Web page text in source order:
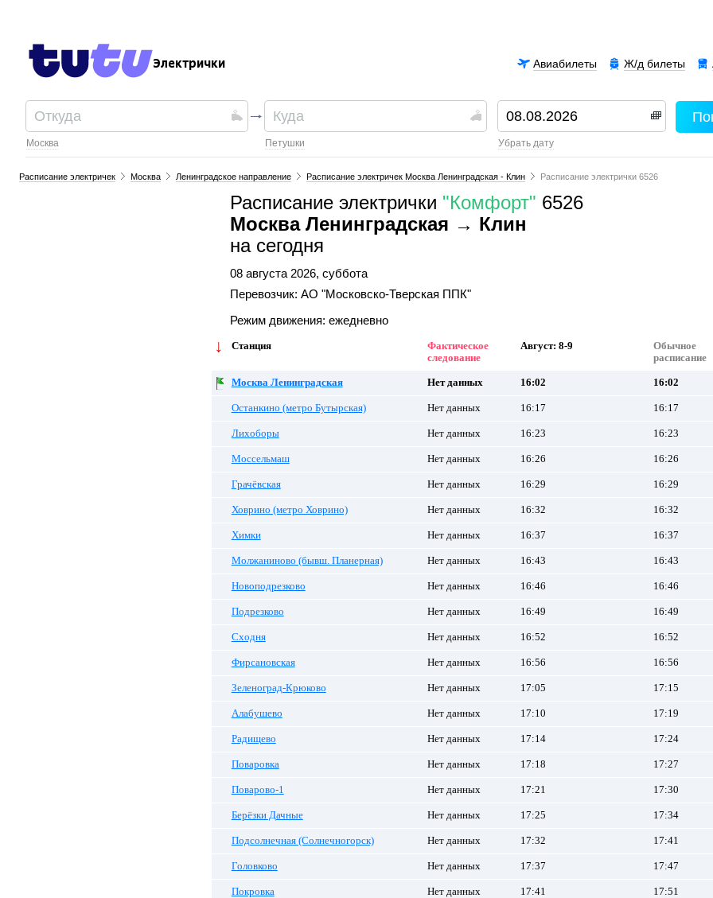
Электрички Ж/д билеты
Авиабилеты
Москва Петушки убрать дату
Расписание электричек Москва Ленинградское направление Расписание электричек Москва Ленинградская - Клин Расписание электрички 6526
Расписание электрички "Комфорт" 6526
Москва Ленинградская → Клин
на сегодня
08 августа 2026, суббота
Перевозчик: АО "Московско-Тверская ППК"
Режим движения: ежедневно
Станция
Фактическое
следование
Август: 8-9
Обычное
расписание
Москва Ленинградская Нет данных 16:02 16:02
Останкино (метро Бутырская) Нет данных 16:17 16:17
Лихоборы Нет данных 16:23 16:23
Моссельмаш Нет данных 16:26 16:26
Грачёвская Нет данных 16:29 16:29
Ховрино (метро Ховрино) Нет данных 16:32 16:32
Химки Нет данных 16:37 16:37
Молжаниново (бывш. Планерная) Нет данных 16:43 16:43
Новоподрезково Нет данных 16:46 16:46
Подрезково Нет данных 16:49 16:49
Сходня Нет данных 16:52 16:52
Фирсановская Нет данных 16:56 16:56
Зеленоград-Крюково Нет данных 17:05 17:15
Алабушево Нет данных 17:10 17:19
Радищево Нет данных 17:14 17:24
Поваровка Нет данных 17:18 17:27
Поварово-1 Нет данных 17:21 17:30
Берёзки Дачные Нет данных 17:25 17:34
Подсолнечная (Солнечногорск) Нет данных 17:32 17:41
Головково Нет данных 17:37 17:47
Покровка Нет данных 17:41 17:51